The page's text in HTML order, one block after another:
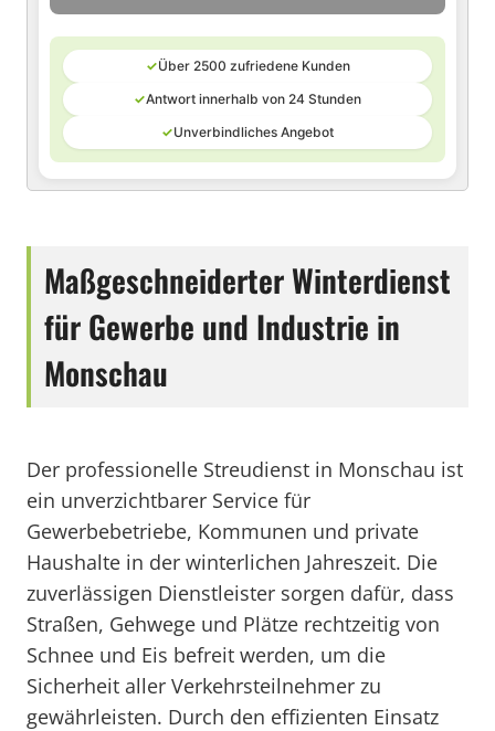
✓Über 2500 zufriedene Kunden
✓Antwort innerhalb von 24 Stunden
✓Unverbindliches Angebot
Maßgeschneiderter Winterdienst
für Gewerbe und Industrie in
Monschau
Der professionelle Streudienst in Monschau ist
ein unverzichtbarer Service für
Gewerbebetriebe, Kommunen und private
Haushalte in der winterlichen Jahreszeit. Die
zuverlässigen Dienstleister sorgen dafür, dass
Straßen, Gehwege und Plätze rechtzeitig von
Schnee und Eis befreit werden, um die
Sicherheit aller Verkehrsteilnehmer zu
gewährleisten. Durch den effizienten Einsatz